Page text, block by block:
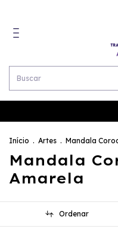
Início . Artes . Mandala
Mandala
Amarela
Ordenar